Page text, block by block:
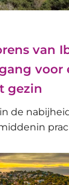
van
voor
gezin
de